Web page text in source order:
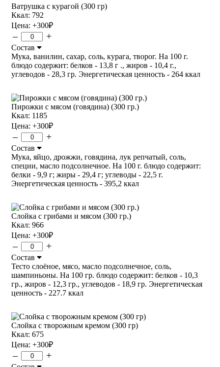
Ватрушка с курагой (300 гр)
Ккал: 792
Цена: +300₽
– +
Состав
Мука, ванилин, сахар, соль, курага, творог. На 100 г.
блюдо содержит: белков - 13,8 г ., жиров - 10,4 г.,
углеводов - 28,3 гр. Энергетическая ценность - 264 ккал
Пирожки с мясом (говядина) (300 гр.)
Ккал: 1185
Цена: +300₽
– +
Состав
Мука, яйцо, дрожжи, говядина, лук репчатый, соль,
специи, масло подсолнечное. На 100 г. блюдо содержит:
белки - 9,9 г; жиры - 29,4 г; углеводы - 22,5 г.
Энергетическая ценность - 395,2 ккал
Слойка с грибами и мясом (300 гр.)
Ккал: 966
Цена: +300₽
– +
Состав
Тесто слоёное, мясо, масло подсолнечное, соль,
шампиньоны. На 100 гр. блюдо содержит: белков - 10,3
гр., жиров - 12,3 гр., углеводов - 18,9 гр. Энергетическая
ценность - 227.7 ккал
Слойка с творожным кремом (300 гр)
Ккал: 675
Цена: +300₽
– +